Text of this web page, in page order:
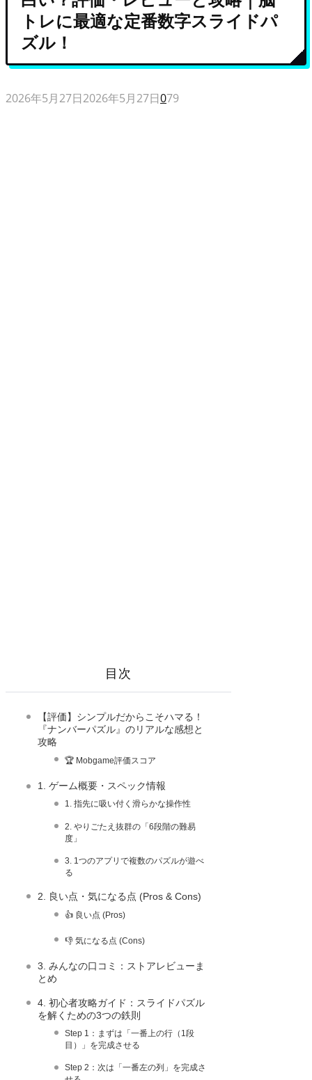
トレに最適な定番数字スライドパ
ズル！
2026年5月27日2026年5月27日079
目次
【評価】シンプルだからこそハマる！
『ナンバーパズル』のリアルな感想と
攻略
🏆 Mobgame評価スコア
1. ゲーム概要・スペック情報
1. 指先に吸い付く滑らかな操作性
2. やりごたえ抜群の「6段階の難易
度」
3. 1つのアプリで複数のパズルが遊べ
る
2. 良い点・気になる点 (Pros & Cons)
👍 良い点 (Pros)
👎 気になる点 (Cons)
3. みんなの口コミ：ストアレビューま
とめ
4. 初心者攻略ガイド：スライドパズル
を解くための3つの鉄則
Step 1：まずは「一番上の行（1段
目）」を完成させる
Step 2：次は「一番左の列」を完成さ